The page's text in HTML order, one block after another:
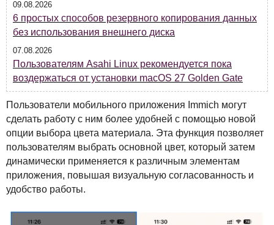
09.08.2026
6 простых способов резервного копирования данных
без использования внешнего диска
07.08.2026
Пользователям Asahi Linux рекомендуется пока
воздержаться от установки macOS 27 Golden Gate
Пользователи мобильного приложения Immich могут
сделать работу с ним более удобней с помощью новой
опции выбора цвета материала. Эта функция позволяет
пользователям выбрать основной цвет, который затем
динамически применяется к различным элементам
приложения, повышая визуальную согласованность и
удобство работы.